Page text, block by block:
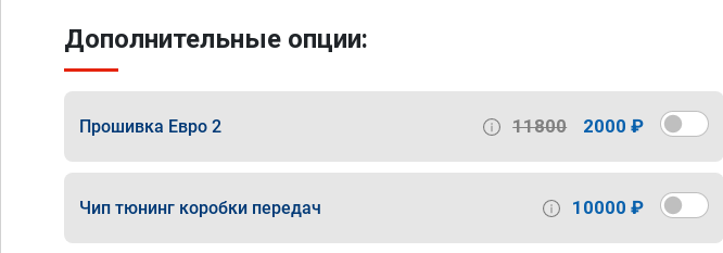
Дополнительные опции:
Прошивка Евро 2 11800 2000 ₽
Чип тюнинг коробки передач 10000 ₽